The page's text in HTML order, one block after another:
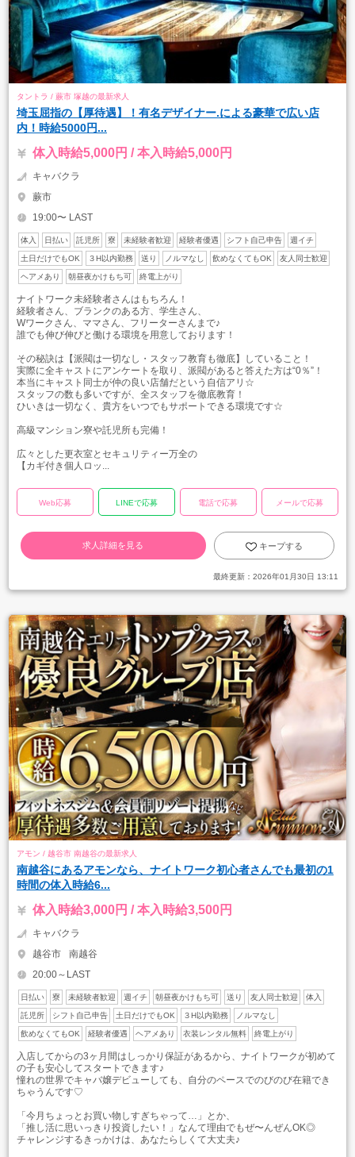
タントラ / 蕨市 塚越の最新求人
埼玉屈指の【厚待遇】！有名デザイナー.による豪華で広い店
内！時給5000円...
体入時給5,000円 / 本入時給5,000円
キャバクラ
蕨市
19:00〜 LAST
体入 日払い 託児所 寮 未経験者歓迎 経験者優遇 シフト自己申告 週イチ
土日だけでもOK ３H以内勤務 送り ノルマなし 飲めなくてもOK 友人同士歓迎
ヘアメあり 朝昼夜かけもち可 終電上がり
ナイトワーク未経験者さんはもちろん！
経験者さん、ブランクのある方、学生さん、
Wワークさん、ママさん、フリーターさんまで♪
誰でも伸び伸びと働ける環境を用意しております！
その秘訣は【派閥は一切なし・スタッフ教育も徹底】していること！
実際に全キャストにアンケートを取り、派閥があると答えた方は“0％”！
本当にキャスト同士が仲の良い店舗だという自信アリ☆
スタッフの数も多いですが、全スタッフを徹底教育！
ひいきは一切なく、貴方をいつでもサポートできる環境です☆
高級マンション寮や託児所も完備！
広々とした更衣室とセキュリティー万全の
【カギ付き個人ロッ...
Web応募 LINEで応募 電話で応募 メールで応募
求人詳細を見る キープする
最終更新： 2026年01月30日 13:11
アモン / 越谷市 南越谷の最新求人
南越谷にあるアモンなら、ナイトワーク初心者さんでも最初の1
時間の体入時給6...
体入時給3,000円 / 本入時給3,500円
キャバクラ
越谷市
南越谷
20:00～LAST
日払い 寮 未経験者歓迎 週イチ 朝昼夜かけもち可 送り 友人同士歓迎 体入
託児所 シフト自己申告 土日だけでもOK ３H以内勤務 ノルマなし
飲めなくてもOK 経験者優遇 ヘアメあり 衣装レンタル無料 終電上がり
入店してからの3ヶ月間はしっかり保証があるから、ナイトワークが初めて
の子も安心してスタートできます♪
憧れの世界でキャバ嬢デビューしても、自分のペースでのびのび在籍でき
ちゃうんです♡
「今月ちょっとお買い物しすぎちゃって…」とか、
「推し活に思いっきり投資したい！」なんて理由でもぜ〜んぜんOK◎
チャレンジするきっかけは、あなたらしくて大丈夫♪